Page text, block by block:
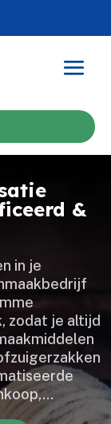
&
in je
zodat je altijd